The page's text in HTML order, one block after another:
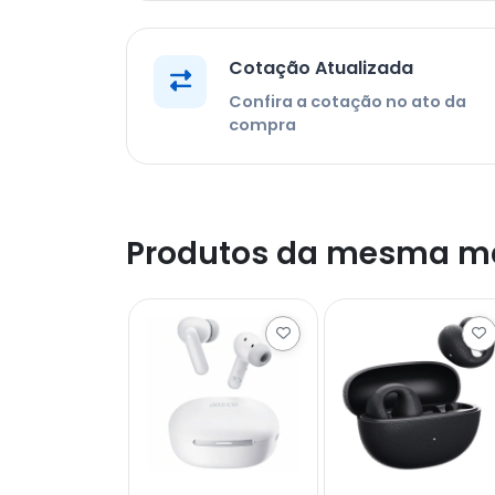
Cotação Atualizada
Confira a cotação no ato da
compra
Produtos da mesma